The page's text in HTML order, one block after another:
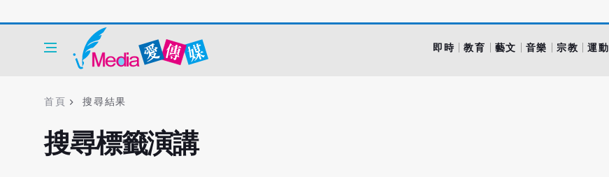
即時 教育 藝文 音樂 宗教 運動
首頁 搜尋結果
搜尋標籤演講